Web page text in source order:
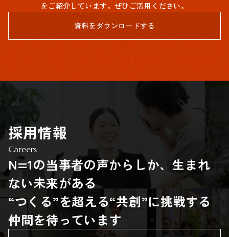
をご紹介しています。ぜひご活用ください。
資料をダウンロードする
採用情報
Careers
N=1の当事者の声からしか、生まれ
ない未来がある
“つくる”を超える“共創”に挑戦する
仲間を待っています